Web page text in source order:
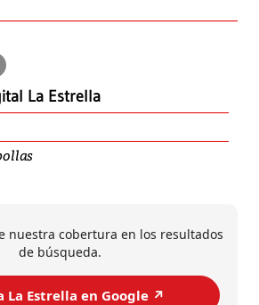
La Estrella
nuestra cobertura en los resultados
de búsqueda.
La Estrella en Google ↗️